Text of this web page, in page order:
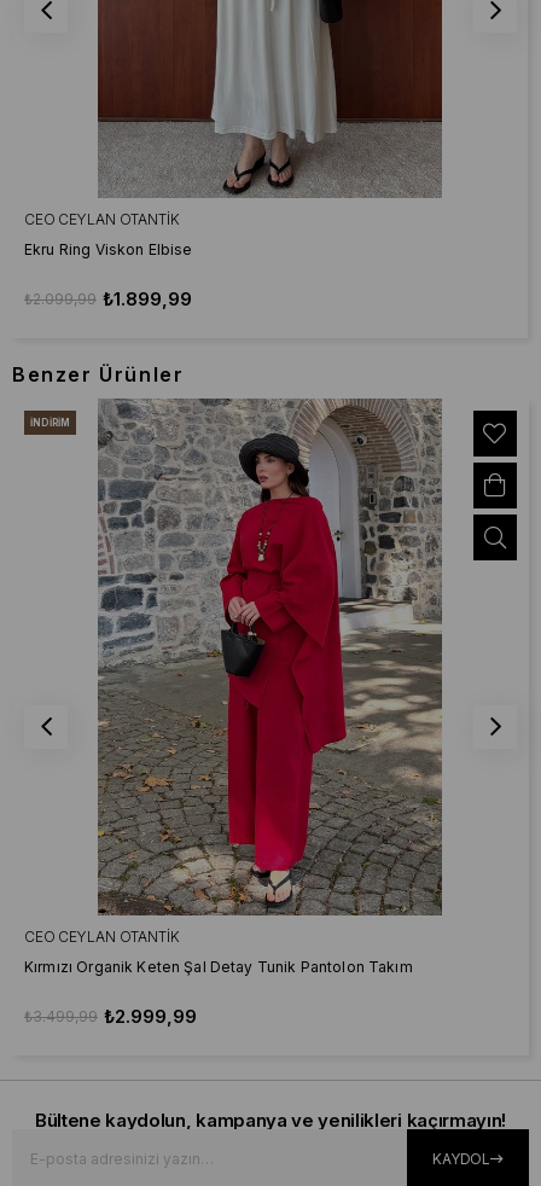
CEO CEYLAN OTANTIK
Ekru Ring Viskon Elbise
₺1.899,99
₺2.099,99
Benzer Ürünler
CEO CEYLAN OTANTIK
Kırmızı Organik Keten Şal Detay Tunik Pantolon Takım
₺2.999,99
₺3.499,99
İNDIRIM
Bültene kaydolun, kampanya ve yenilikleri kaçırmayın!
KAYDOL